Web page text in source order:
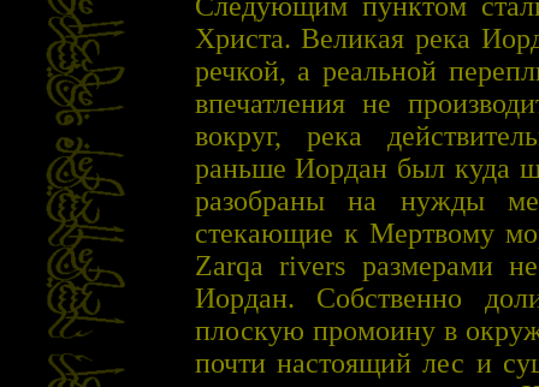
Христа. Великая река
речкой, а реальной
впечатления не
вокруг, река
раньше Иордан был куда
разобраны на нужды
стекающие к Мертвому
Zarqa rivers размерами
Иордан. Собственно
плоскую промоину в
почти настоящий лес и